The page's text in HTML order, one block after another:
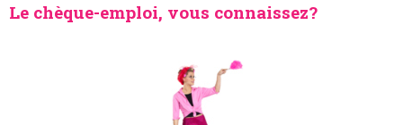
Le chèque-emploi, vous connaissez?